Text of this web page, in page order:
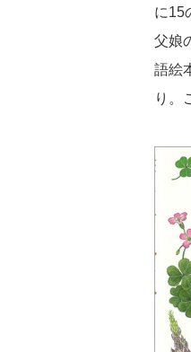
に15
父娘
語絵
り。